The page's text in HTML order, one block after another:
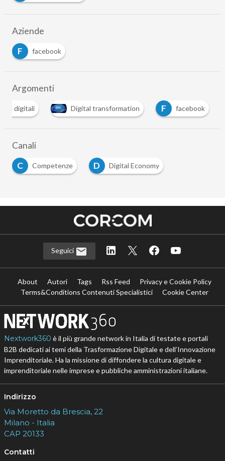
Aziende
F
facebook
Argomenti
digitali Digital transformation F facebook
Canali
C
Competenze D Digital Economy
Seguici
About Autori Tags Rss Feed
Privacy e Cookie Policy
Terms&Conditions Contenuti Specialistici
Cookie Center
Nextwork360 è il più grande network in Italia di testate e portali
B2B dedicati ai temi della Trasformazione Digitale e dell’Innovazione
Imprenditoriale. Ha la missione di diffondere la cultura digitale e
imprenditoriale nelle imprese e pubbliche amministrazioni italiane.
Indirizzo
Via Moretto da Brescia, 22
Milano - Italia
CAP 20133
Contatti